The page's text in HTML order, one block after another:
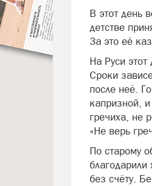
В этот день
детстве
За это её
На Руси
Сроки
после неё.
капризной,
гречиха, не
«Не верь
По старому
без счёту.